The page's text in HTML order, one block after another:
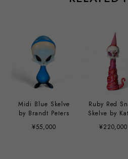
Midi Blue Skelve
by Brandt Peters
¥55,000
Ruby Red
Skelve by
Olivas &
Peters
¥220,000